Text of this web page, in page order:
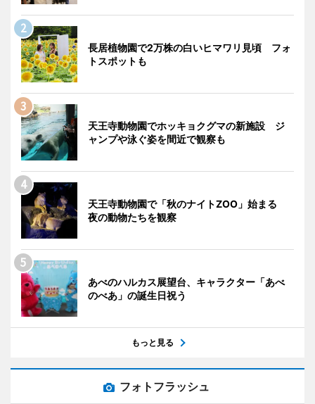
長居植物園で2万株の白いヒマワリ見頃 フォ
トスポットも
天王寺動物園でホッキョクグマの新施設 ジ
ャンプや泳ぐ姿を間近で観察も
天王寺動物園で「秋のナイトZOO」始まる
夜の動物たちを観察
あべのハルカス展望台、キャラクター「あべ
のべあ」の誕生日祝う
もっと見る
フォトフラッシュ